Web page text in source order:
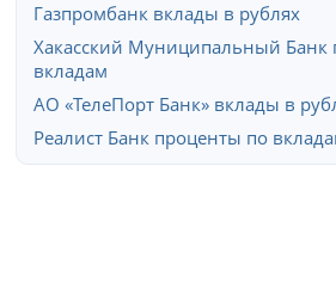
Газпромбанк вклады в рублях
Хакасский Муниципальный Банк
вкладам
АО «ТелеПорт Банк» вклады в
Реалист Банк проценты по